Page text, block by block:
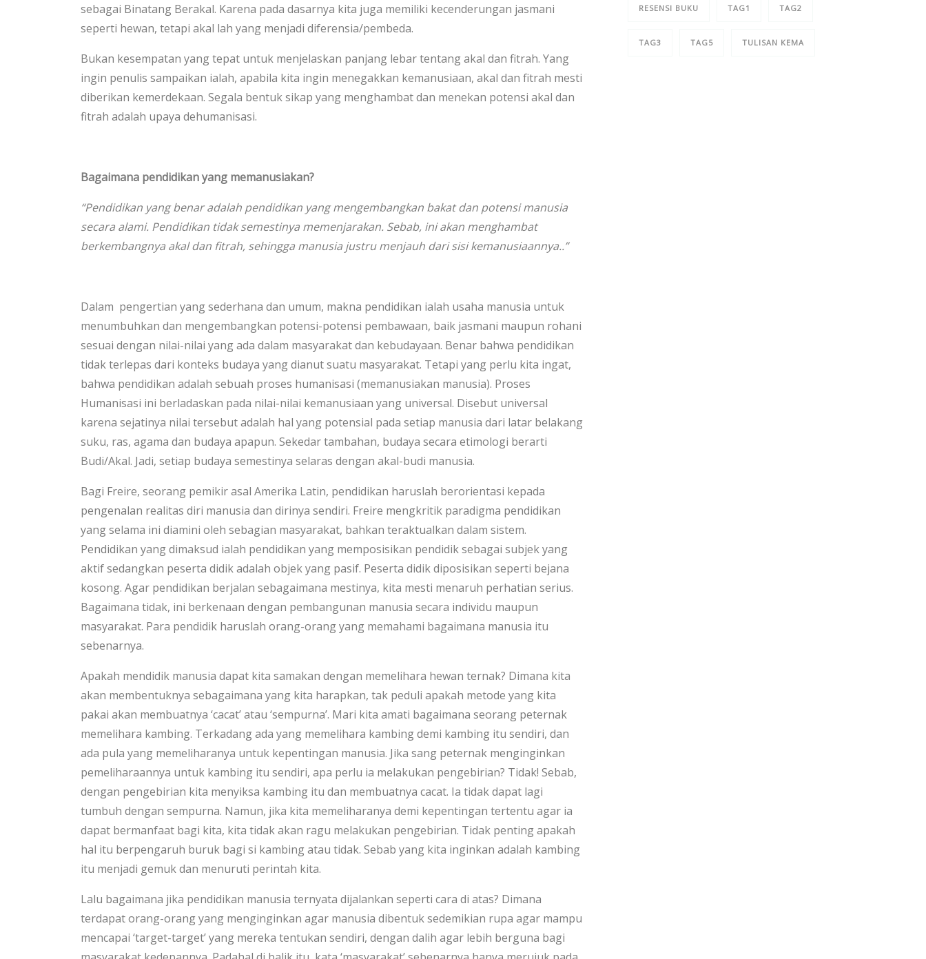
sebagai Binatang Berakal. Karena pada dasarnya kita juga memiliki kecenderungan jasmani
seperti hewan, tetapi akal lah yang menjadi diferensia/pembeda.
Bukan kesempatan yang tepat untuk menjelaskan panjang lebar tentang akal dan fitrah. Yang
ingin penulis sampaikan ialah, apabila kita ingin menegakkan kemanusiaan, akal dan fitrah mesti
diberikan kemerdekaan. Segala bentuk sikap yang menghambat dan menekan potensi akal dan
fitrah adalah upaya dehumanisasi.
Bagaimana pendidikan yang memanusiakan?
“Pendidikan yang benar adalah pendidikan yang mengembangkan bakat dan potensi manusia
secara alami. Pendidikan tidak semestinya memenjarakan. Sebab, ini akan menghambat
berkembangnya akal dan fitrah, sehingga manusia justru menjauh dari sisi kemanusiaannya..”
Dalam pengertian yang sederhana dan umum, makna pendidikan ialah usaha manusia untuk
menumbuhkan dan mengembangkan potensi-potensi pembawaan, baik jasmani maupun rohani
sesuai dengan nilai-nilai yang ada dalam masyarakat dan kebudayaan. Benar bahwa pendidikan
tidak terlepas dari konteks budaya yang dianut suatu masyarakat. Tetapi yang perlu kita ingat,
bahwa pendidikan adalah sebuah proses humanisasi (memanusiakan manusia). Proses
Humanisasi ini berladaskan pada nilai-nilai kemanusiaan yang universal. Disebut universal
karena sejatinya nilai tersebut adalah hal yang potensial pada setiap manusia dari latar belakang
suku, ras, agama dan budaya apapun. Sekedar tambahan, budaya secara etimologi berarti
Budi/Akal. Jadi, setiap budaya semestinya selaras dengan akal-budi manusia.
Bagi Freire, seorang pemikir asal Amerika Latin, pendidikan haruslah berorientasi kepada
pengenalan realitas diri manusia dan dirinya sendiri. Freire mengkritik paradigma pendidikan
yang selama ini diamini oleh sebagian masyarakat, bahkan teraktualkan dalam sistem.
Pendidikan yang dimaksud ialah pendidikan yang memposisikan pendidik sebagai subjek yang
aktif sedangkan peserta didik adalah objek yang pasif. Peserta didik diposisikan seperti bejana
kosong. Agar pendidikan berjalan sebagaimana mestinya, kita mesti menaruh perhatian serius.
Bagaimana tidak, ini berkenaan dengan pembangunan manusia secara individu maupun
masyarakat. Para pendidik haruslah orang-orang yang memahami bagaimana manusia itu
sebenarnya.
Apakah mendidik manusia dapat kita samakan dengan memelihara hewan ternak? Dimana kita
akan membentuknya sebagaimana yang kita harapkan, tak peduli apakah metode yang kita
pakai akan membuatnya ‘cacat’ atau ‘sempurna’. Mari kita amati bagaimana seorang peternak
memelihara kambing. Terkadang ada yang memelihara kambing demi kambing itu sendiri, dan
ada pula yang memeliharanya untuk kepentingan manusia. Jika sang peternak menginginkan
pemeliharaannya untuk kambing itu sendiri, apa perlu ia melakukan pengebirian? Tidak! Sebab,
dengan pengebirian kita menyiksa kambing itu dan membuatnya cacat. Ia tidak dapat lagi
tumbuh dengan sempurna. Namun, jika kita memeliharanya demi kepentingan tertentu agar ia
dapat bermanfaat bagi kita, kita tidak akan ragu melakukan pengebirian. Tidak penting apakah
hal itu berpengaruh buruk bagi si kambing atau tidak. Sebab yang kita inginkan adalah kambing
itu menjadi gemuk dan menuruti perintah kita.
Lalu bagaimana jika pendidikan manusia ternyata dijalankan seperti cara di atas? Dimana
terdapat orang-orang yang menginginkan agar manusia dibentuk sedemikian rupa agar mampu
mencapai ‘target-target’ yang mereka tentukan sendiri, dengan dalih agar lebih berguna bagi
RESENSI BUKU TAG1 TAG2
TAG3 TAG5 TULISAN KEMA